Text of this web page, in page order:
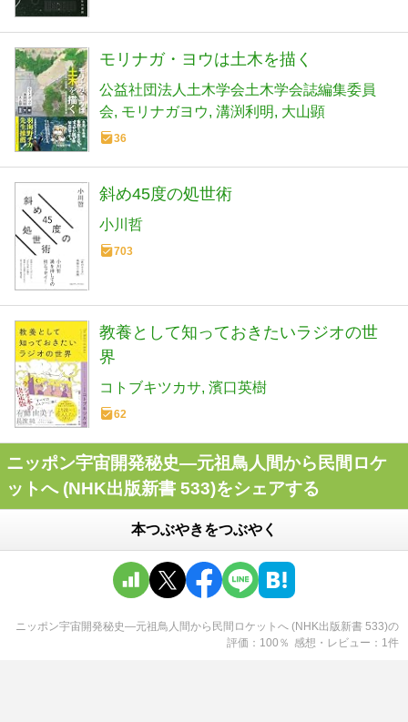
モリナガ・ヨウは土木を描く
公益社団法人土木学会土木学会誌編集委員
会 モリナガヨウ 溝渕利明 大山顕
36
斜め45度の処世術
小川哲
703
教養として知っておきたいラジオの世
界
コトブキツカサ 濱口英樹
62
ニッポン宇宙開発秘史―元祖鳥人間から民間ロケ
ットへ (NHK出版新書 533)をシェアする
本つぶやきをつぶやく
ニッポン宇宙開発秘史―元祖鳥人間から民間ロケットへ (NHK出版新書 533)の
評価
100 ％ 感想・レビュー 1件